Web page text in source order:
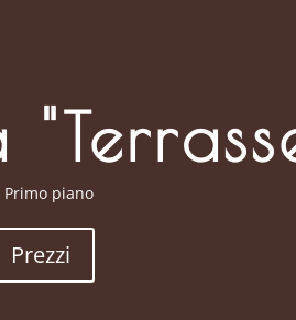
Primo piano
Prezzi